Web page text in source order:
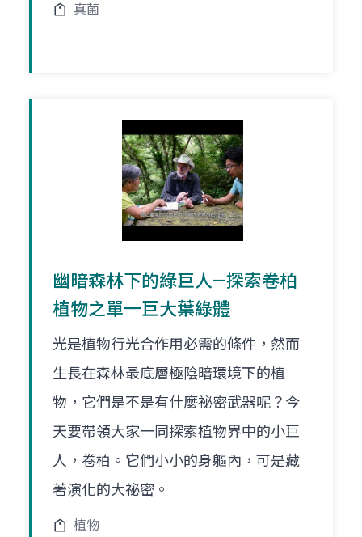
真菌
幽暗森林下的綠巨人—探索卷柏
植物之單一巨大葉綠體
光是植物行光合作用必需的條件，然而
生長在森林最底層極陰暗環境下的植
物，它們是不是有什麼祕密武器呢？今
天要帶領大家一同探索植物界中的小巨
人，卷柏。它們小小的身軀內，可是藏
著演化的大祕密。
植物